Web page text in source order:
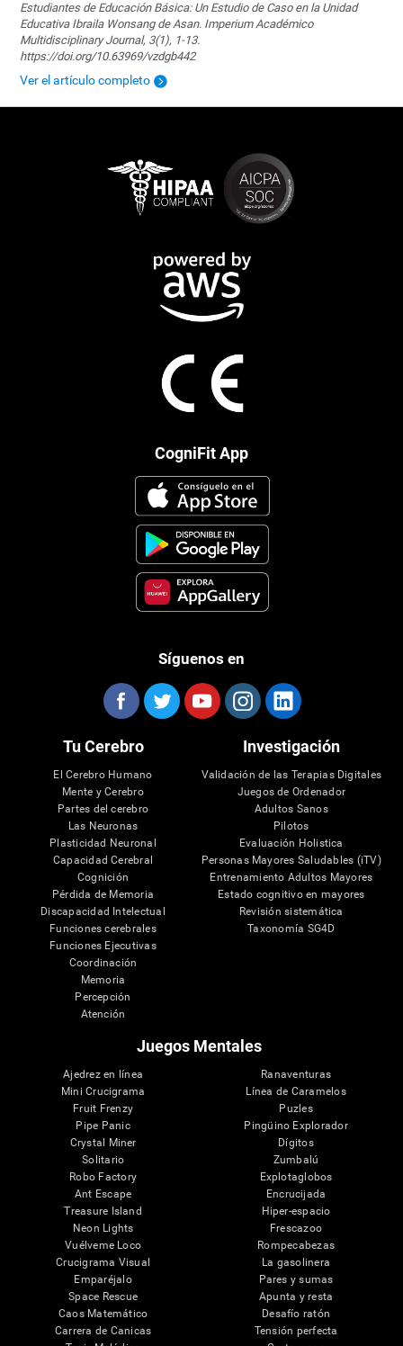
Estudiantes de Educación Básica: Un Estudio de Caso en la Unidad
Educativa Ibraila Wonsang de Asan. Imperium Académico
Multidisciplinary Journal, 3(1), 1-13.
https://doi.org/10.63969/vzdgb442
Ver el artículo completo
CogniFit App
Síguenos en
Tu Cerebro
El Cerebro Humano
Mente y Cerebro
Partes del cerebro
Las Neuronas
Plasticidad Neuronal
Capacidad Cerebral
Cognición
Pérdida de Memoria
Discapacidad Intelectual
Funciones cerebrales
Funciones Ejecutivas
Coordinación
Memoria
Percepción
Atención
Investigación
Validación de las Terapias Digitales
Juegos de Ordenador
Adultos Sanos
Pilotos
Evaluación Holistica
Personas Mayores Saludables (iTV)
Entrenamiento Adultos Mayores
Estado cognitivo en mayores
Revisión sistemática
Taxonomía SG4D
Juegos Mentales
Ajedrez en línea
Mini Crucigrama
Fruit Frenzy
Pipe Panic
Crystal Miner
Solitario
Robo Factory
Ant Escape
Treasure Island
Neon Lights
Vuélveme Loco
Crucigrama Visual
Emparéjalo
Space Rescue
Caos Matemático
Carrera de Canicas
Ranaventuras
Línea de Caramelos
Puzles
Pingüino Explorador
Dígitos
Zumbalú
Explotaglobos
Encrucijada
Hiper-espacio
Frescazoo
Rompecabezas
La gasolinera
Pares y sumas
Apunta y resta
Desafío ratón
Tensión perfecta